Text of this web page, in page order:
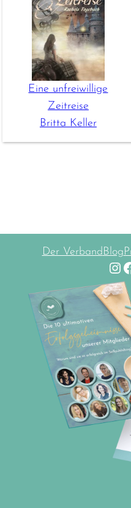
Eine unfreiwillige
Zeitreise
Britta Keller
Der VerbandBlog
Instagram Facebook